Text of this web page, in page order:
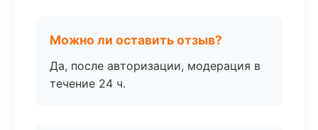
Можно ли оставить отзыв?
Да, после авторизации, модерация в
течение 24 ч.